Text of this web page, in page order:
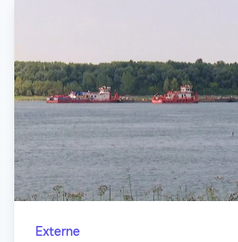
Externe